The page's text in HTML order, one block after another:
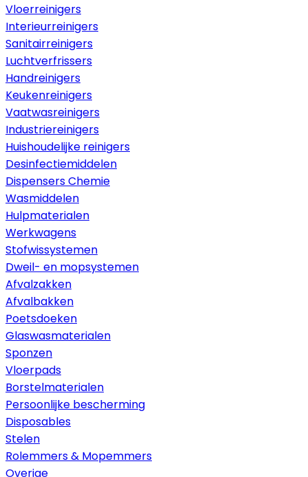
Vloerreinigers
Interieurreinigers
Sanitairreinigers
Luchtverfrissers
Handreinigers
Keukenreinigers
Vaatwasreinigers
Industriereinigers
Huishoudelijke reinigers
Desinfectiemiddelen
Dispensers Chemie
Wasmiddelen
Hulpmaterialen
Werkwagens
Stofwissystemen
Dweil- en mopsystemen
Afvalzakken
Afvalbakken
Poetsdoeken
Glaswasmaterialen
Sponzen
Vloerpads
Borstelmaterialen
Persoonlijke bescherming
Disposables
Stelen
Rolemmers & Mopemmers
Overige